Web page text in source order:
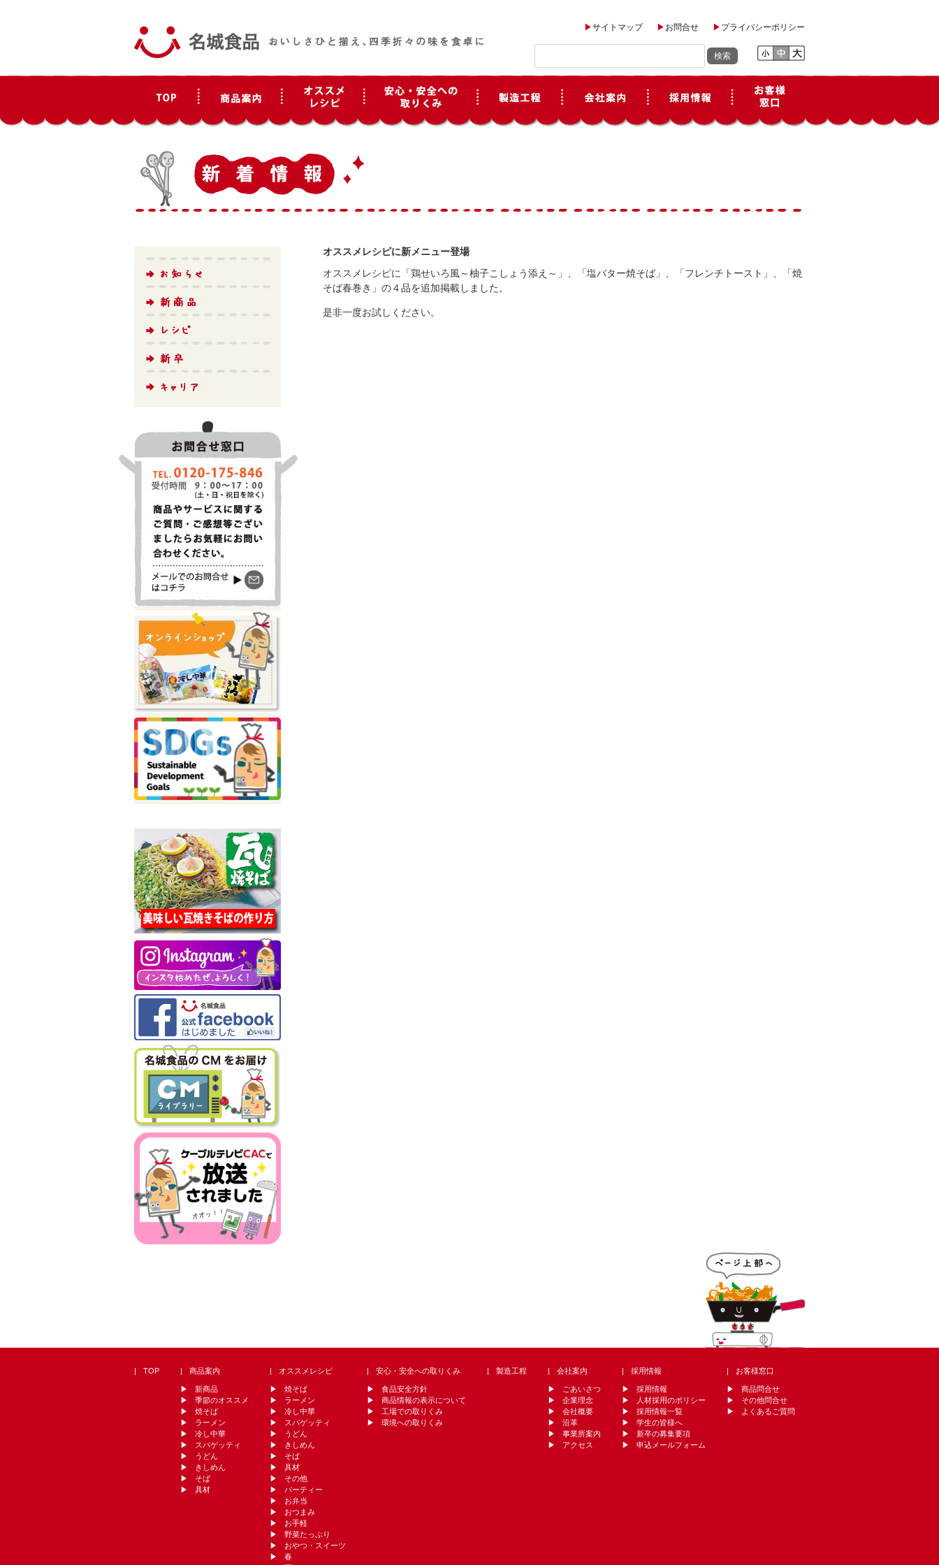
サイトマップ お問合せ プライバシーポリシー
オススメレシピに新メニュー登場
オススメレシピに「鶏せいろ風～柚子こしょう添え～」、「塩バター焼そば」、「フレンチトースト」、「焼
そば春巻き」の４品を追加掲載しました。
是非一度お試しください。
TOP 商品案内
新商品
季節のオススメ
焼そば
ラーメン
冷し中華
スパゲッティ
うどん
きしめん
そば
具材
オススメレシピ
焼そば
ラーメン
冷し中華
スパゲッティ
うどん
きしめん
そば
具材
その他
パーティー
お弁当
おつまみ
お手軽
野菜たっぷり
おやつ・スイーツ
春
安心・安全への取りくみ
食品安全方針
商品情報の表示について
工場での取りくみ
環境への取りくみ
製造工程 会社案内
ごあいさつ
企業理念
会社概要
沿革
事業所案内
アクセス
採用情報
採用情報
人材採用のポリシー
採用情報一覧
学生の皆様へ
新卒の募集要項
申込メールフォーム
お客様窓口
商品問合せ
その他問合せ
よくあるご質問